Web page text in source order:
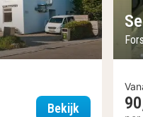
Bekijk PLAZA